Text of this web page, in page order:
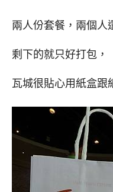
兩人份套餐，兩個人
剩下的就只好打包，
瓦城很貼心用紙盒跟